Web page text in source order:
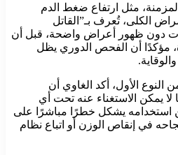
مثل ارتفاع ضغط الدم
الكلى، تُعرف بـ”القاتل
دون ظهور أعراض واضحة، قبل أن
أن الفحص الدوري يظل
الأول، أكد الغاوي أن
لا يمكن الاستغناء عنه تحت أي
يشكل خطرًا مباشرًا على
في إنقاص الوزن أو اتباع نظام